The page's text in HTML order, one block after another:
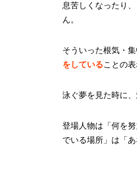
息苦しくなったり
ん。
そういった根気・
をしていることの
泳ぐ夢を見た時に
登場人物は「何を
でいる場所」は「